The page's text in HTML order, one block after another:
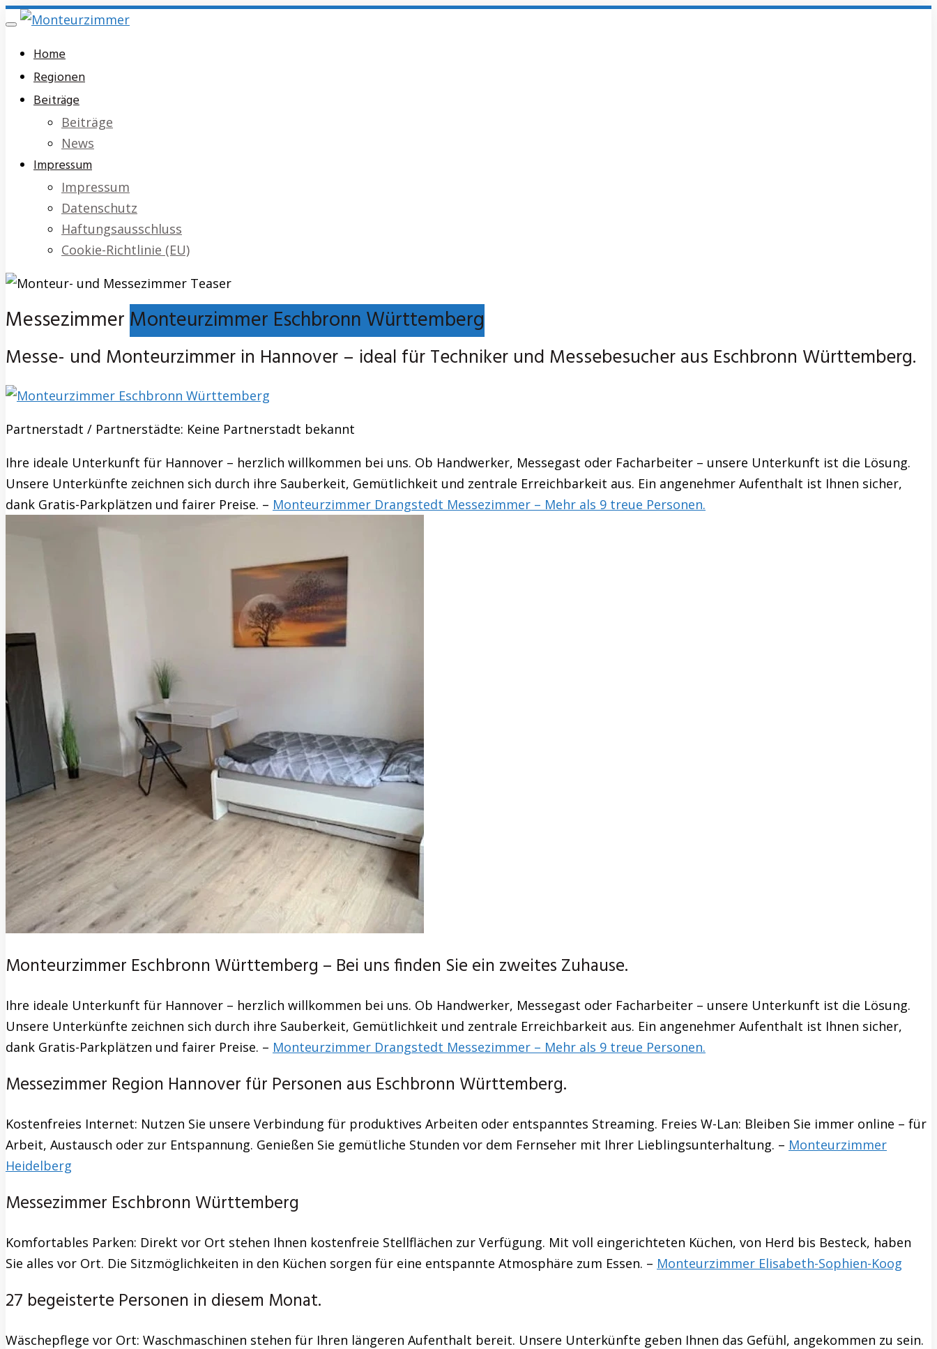
Skip
main
content
Toggle
Home
Regionen
Beiträge
Beiträge
News
Impressum
Impressum
Datenschutz
Haftungsausschluss
Cookie-Richtlinie (EU)
MessezimmerMonteurzimmer Eschbronn Württemberg
Messe- und Monteurzimmer in Hannover – ideal für Techniker und Messebesucher aus Eschbronn Württemberg.
Partnerstadt / Partnerstädte: Keine Partnerstadt bekannt
Ihre ideale Unterkunft für Hannover – herzlich willkommen bei uns. Ob Handwerker, Messegast oder Facharbeiter – unsere Unterkunft ist die Lösung.
Unsere Unterkünfte zeichnen sich durch ihre Sauberkeit, Gemütlichkeit und zentrale Erreichbarkeit aus. Ein angenehmer Aufenthalt ist Ihnen sicher,
dank Gratis-Parkplätzen und fairer Preise. – Monteurzimmer Drangstedt Messezimmer – Mehr als 9 treue Personen.
Monteurzimmer Eschbronn Württemberg – Bei uns finden Sie ein zweites Zuhause.
Ihre ideale Unterkunft für Hannover – herzlich willkommen bei uns. Ob Handwerker, Messegast oder Facharbeiter – unsere Unterkunft ist die Lösung.
Unsere Unterkünfte zeichnen sich durch ihre Sauberkeit, Gemütlichkeit und zentrale Erreichbarkeit aus. Ein angenehmer Aufenthalt ist Ihnen sicher,
dank Gratis-Parkplätzen und fairer Preise. – Monteurzimmer Drangstedt Messezimmer – Mehr als 9 treue Personen.
Messezimmer Region Hannover für Personen aus Eschbronn Württemberg.
Kostenfreies Internet: Nutzen Sie unsere Verbindung für produktives Arbeiten oder entspanntes Streaming. Freies W-Lan: Bleiben Sie immer online – für
Arbeit, Austausch oder zur Entspannung. Genießen Sie gemütliche Stunden vor dem Fernseher mit Ihrer Lieblingsunterhaltung. – Monteurzimmer
Heidelberg
Messezimmer Eschbronn Württemberg
Komfortables Parken: Direkt vor Ort stehen Ihnen kostenfreie Stellflächen zur Verfügung. Mit voll eingerichteten Küchen, von Herd bis Besteck, haben
Sie alles vor Ort. Die Sitzmöglichkeiten in den Küchen sorgen für eine entspannte Atmosphäre zum Essen. – Monteurzimmer Elisabeth-Sophien-Koog
27 begeisterte Personen in diesem Monat.
Wäschepflege vor Ort: Waschmaschinen stehen für Ihren längeren Aufenthalt bereit. Unsere Unterkünfte geben Ihnen das Gefühl, angekommen zu sein.